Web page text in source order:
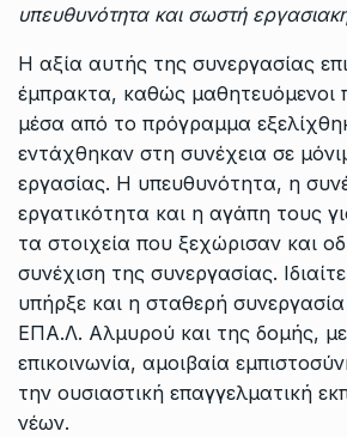
υπευθυνότητα και σωστή
Η αξία αυτής της συνεργασίας
έμπρακτα, καθώς μαθητευόμενοι
μέσα από το πρόγραμμα
εντάχθηκαν στη συνέχεια σε
εργασίας. Η υπευθυνότητα, η
εργατικότητα και η αγάπη τους
τα στοιχεία που ξεχώρισαν και
συνέχιση της συνεργασίας.
υπήρξε και η σταθερή
ΕΠΑ.Λ. Αλμυρού και της δομής,
επικοινωνία, αμοιβαία
την ουσιαστική επαγγελματική
νέων.